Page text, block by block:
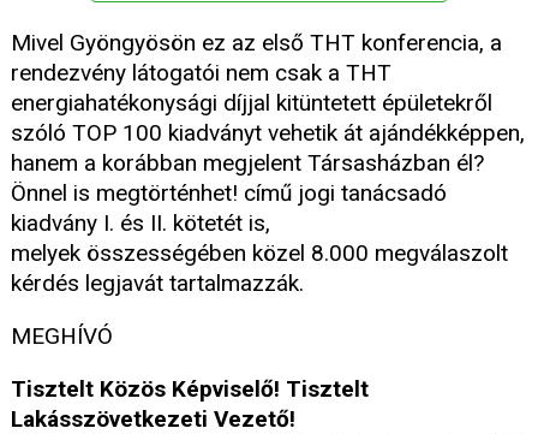
Mivel Gyöngyösön ez az első THT konferencia, a
rendezvény látogatói nem csak a THT
energiahatékonysági díjjal kitüntetett épületekről
szóló TOP 100 kiadványt vehetik át ajándékképpen,
hanem a korábban megjelent Társasházban él?
Önnel is megtörténhet! című jogi tanácsadó
kiadvány I. és II. kötetét is,
melyek összességében közel 8.000 megválaszolt
kérdés legjavát tartalmazzák.
MEGHÍVÓ
Tisztelt Közös Képviselő! Tisztelt
Lakásszövetkezeti Vezető!